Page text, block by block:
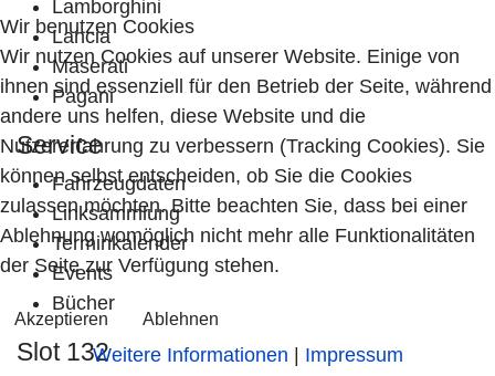
Lamborghini
Lancia
Maserati
Pagani
Service
Fahrzeugdaten
Linksammlung
Terminkalender
Events
Bücher
Slot 132
Wir benutzen Cookies
Wir nutzen Cookies auf unserer Website. Einige von
ihnen sind essenziell für den Betrieb der Seite, während
andere uns helfen, diese Website und die
Nutzererfahrung zu verbessern (Tracking Cookies). Sie
können selbst entscheiden, ob Sie die Cookies
zulassen möchten. Bitte beachten Sie, dass bei einer
Ablehnung womöglich nicht mehr alle Funktionalitäten
der Seite zur Verfügung stehen.
Akzeptieren Ablehnen
Weitere Informationen | Impressum